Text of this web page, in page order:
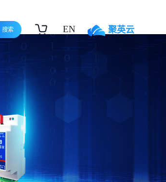
搜索 EN 聚英云